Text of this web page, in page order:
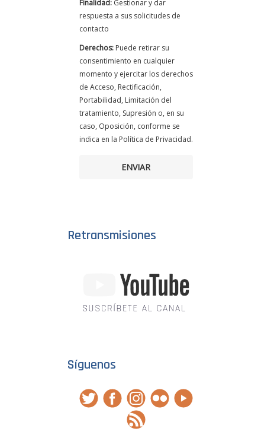
Finalidad:Gestionar y dar
respuesta a sus solicitudes de
contacto
Derechos:Puede retirar su
consentimiento en cualquier
momento y ejercitar los derechos
de Acceso, Rectificación,
Portabilidad, Limitación del
tratamiento, Supresión o, en su
caso, Oposición, conforme se
indica en la Política de Privacidad.
ENVIAR
Retransmisiones
Síguenos